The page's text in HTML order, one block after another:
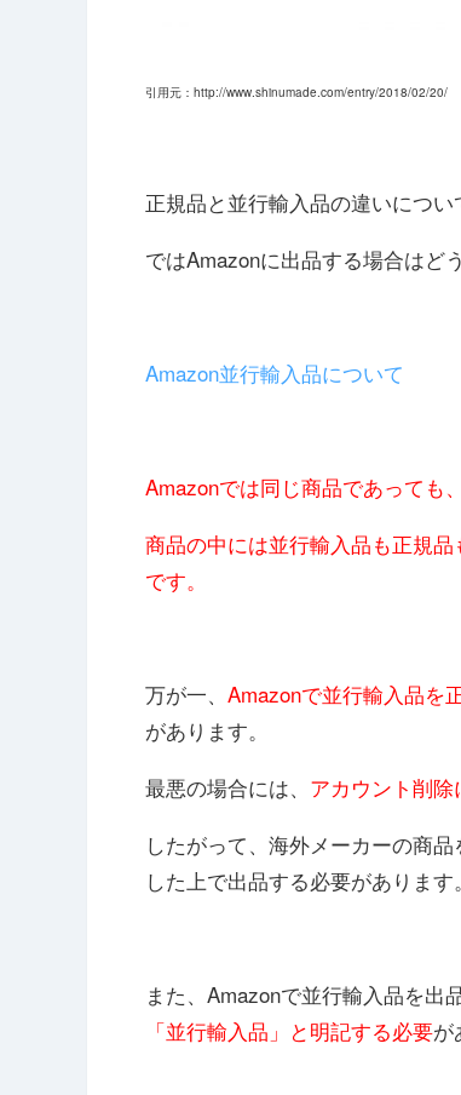
引用元：http://www.shinumade.com/entry/2018/02/20/
正規品と並行輸入品の違いについ
ではAmazonに出品する場合はど
Amazon並行輸入品について
Amazonでは同じ商品であっても
商品の中には並行輸入品も正規
です。
万が一、 Amazonで並行輸入品を
があります。
最悪の場合には、 アカウント削
したがって、海外メーカーの商
した上で出品する必要があります。
また、Amazonで並行輸入品を出
「並行輸入品」と明記する必要が